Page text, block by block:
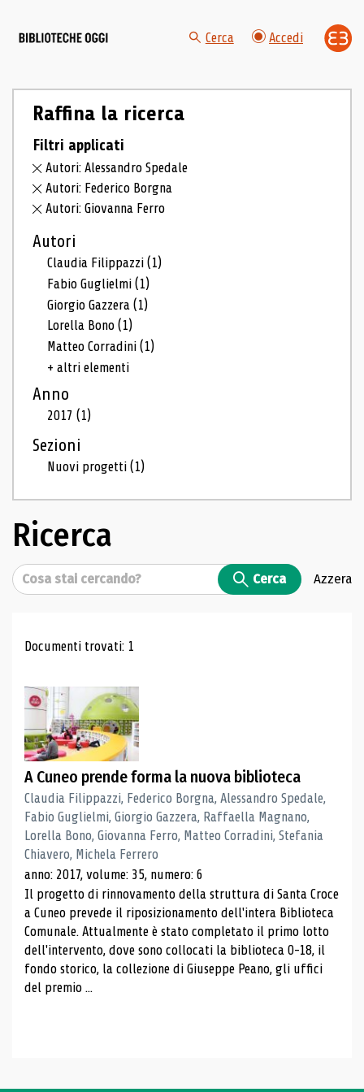
Cerca Accedi
Raffina la ricerca
Filtri applicati
Autori: Alessandro Spedale
Autori: Federico Borgna
Autori: Giovanna Ferro
Autori
Claudia Filippazzi(1)
Fabio Guglielmi(1)
Giorgio Gazzera(1)
Lorella Bono(1)
Matteo Corradini(1)
+ altri elementi
Anno
2017(1)
Sezioni
Nuovi progetti(1)
Ricerca
Cerca Cerca Azzera
Risultati di ricerca
Documenti trovati: 1
A Cuneo prende forma la nuova biblioteca
Claudia Filippazzi, Federico Borgna, Alessandro Spedale,
Fabio Guglielmi, Giorgio Gazzera, Raffaella Magnano,
Lorella Bono, Giovanna Ferro, Matteo Corradini, Stefania
Chiavero, Michela Ferrero
anno: 2017, volume: 35, numero: 6
Il progetto di rinnovamento della struttura di Santa Croce
a Cuneo prevede il riposizionamento dell'intera Biblioteca
Comunale. Attualmente è stato completato il primo lotto
dell'intervento, dove sono collocati la biblioteca 0-18, il
fondo storico, la collezione di Giuseppe Peano, gli uffici
del premio ...